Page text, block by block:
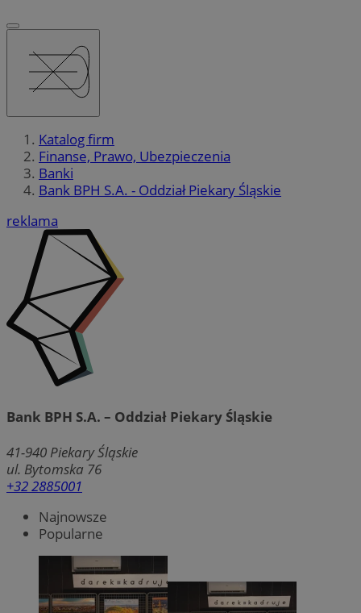
Katalog firm
Finanse, Prawo, Ubezpieczenia
Banki
Bank BPH S.A. - Oddział Piekary Śląskie
reklama
Bank BPH S.A. – Oddział Piekary Śląskie
41-940 Piekary Śląskie
ul. Bytomska 76
+32 2885001
Najnowsze
Popularne